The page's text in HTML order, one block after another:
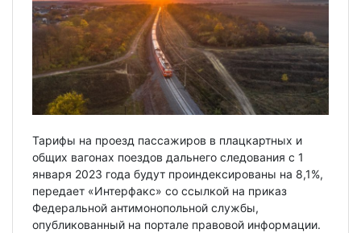
Тарифы на проезд пассажиров в плацкартных и
общих вагонах поездов дальнего следования с 1
января 2023 года будут проиндексированы на 8,1%,
передает «Интерфакс» со ссылкой на приказ
Федеральной антимонопольной службы,
опубликованный на портале правовой информации.